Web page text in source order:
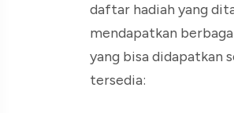
daftar hadiah yang
mendapatkan
yang bisa didapatkan
tersedia: